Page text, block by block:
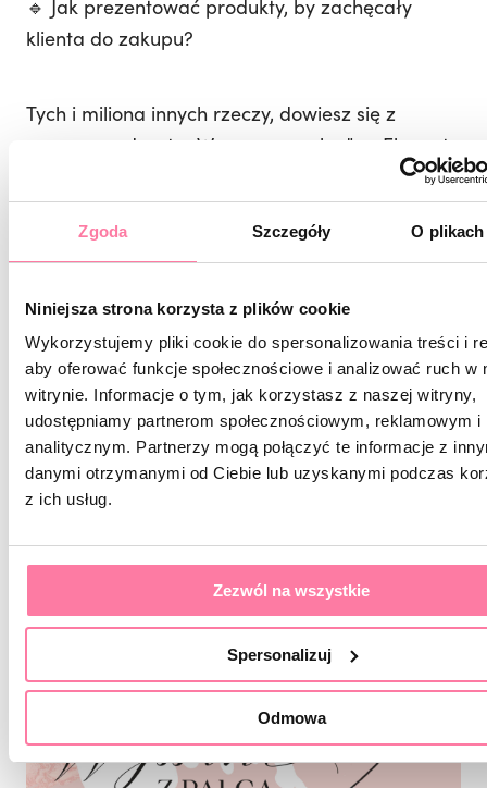
Zgoda Szczegóły O
Niniejsza strona korzysta z plików cookie
Wykorzystujemy pliki cookie do spersonalizowania treści i
aby oferować funkcje społecznościowe i analizować ruch w
witrynie. Informacje o tym, jak korzystasz z naszej witryny,
udostępniamy partnerom społecznościowym, reklamowym i
analitycznym. Partnerzy mogą połączyć te informacje z
danymi otrzymanymi od Ciebie lub uzyskanymi podczas
z ich usług.
Zezwól na wszystkie
Spersonalizuj
Odmowa
🔹 Jak prezentować produkty, by zachęcały
klienta do zakupu?
Tych i miliona innych rzeczy, dowiesz się z
nowego podcastu „Wyssane z palca” – „Ekspert
– nie handlarz, czyli jak prowadzić sprzedaż w
salonie Beauty”.
Następnym razem zanotować, przemyśleć i
wdrożyć wszystkie rady, które się w nim
znalazły!
Tu nie ma wymówek! Zarabiaj więcej!
Link do podcastu:
https://open.spotify.com/episode/
si=LSrln3HERTqXlhc2_gKrWg